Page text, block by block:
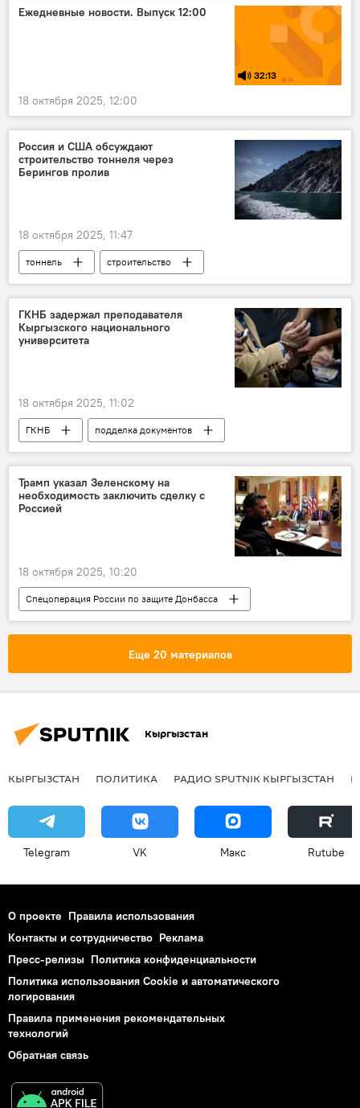
Ежедневные новости. Выпуск 12:00
32:13
18 октября 2025, 12:00
Россия и США обсуждают
строительство тоннеля через
Берингов пролив
18 октября 2025, 11:47
тоннель
строительство
Дональд Трамп
Политика
В мире
США
Россия
ГКНБ задержал преподавателя
Кыргызского национального
университета
18 октября 2025, 11:02
ГКНБ
подделка документов
Кыргызский национальный университета имени Жусупа Баласагына
задержание
Бишкек
Кыргызстан
Трамп указал Зеленскому на
необходимость заключить сделку с
Россией
18 октября 2025, 10:20
Спецоперация России по защите Донбасса
США
Россия
Украина
Политика
В мире сделка
Еще 20 материалов
Кыргызстан
КЫРГЫЗСТАН ПОЛИТИКА РАДИО SPUTNIK КЫРГЫЗСТАН
Telegram VK Макс Rutube
О проекте Правила использования
Контакты и сотрудничество Реклама
Пресс-релизы Политика конфиденциальности
Политика использования Cookie и автоматического
логирования
Правила применения рекомендательных
технологий
Обратная связь